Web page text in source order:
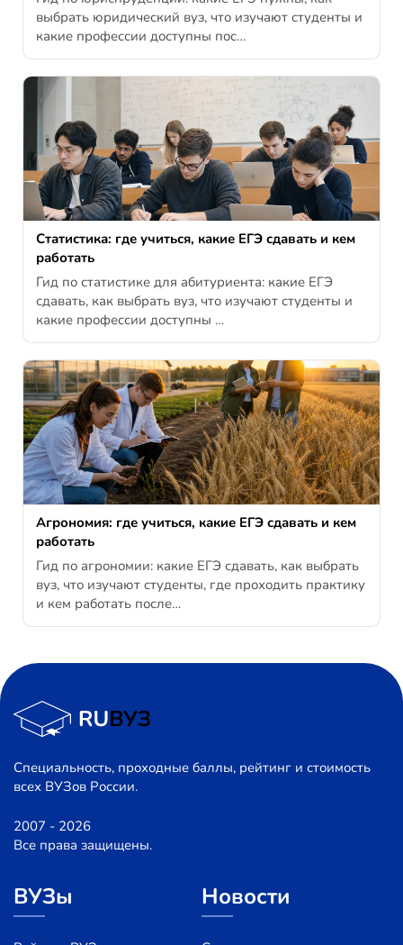
выбрать юридический вуз, что изучают студенты и
какие профессии доступны пос…
Статистика: где учиться, какие ЕГЭ сдавать и кем
работать
Гид по статистике для абитуриента: какие ЕГЭ
сдавать, как выбрать вуз, что изучают студенты и
какие профессии доступны …
Агрономия: где учиться, какие ЕГЭ сдавать и кем
работать
Гид по агрономии: какие ЕГЭ сдавать, как выбрать
вуз, что изучают студенты, где проходить практику
и кем работать после…
Специальность, проходные баллы, рейтинг и стоимость
всех ВУЗов России.
2007 - 2026
Все права защищены.
ВУЗы Новости